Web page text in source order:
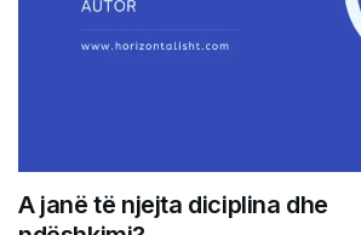
A janë të njejta diciplina dhe